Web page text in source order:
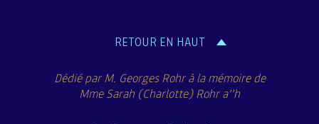
RETOUR EN HAUT
Dédié par M. Georges Rohr à la mémoire de
Mme Sarah (Charlotte) Rohr a’’h